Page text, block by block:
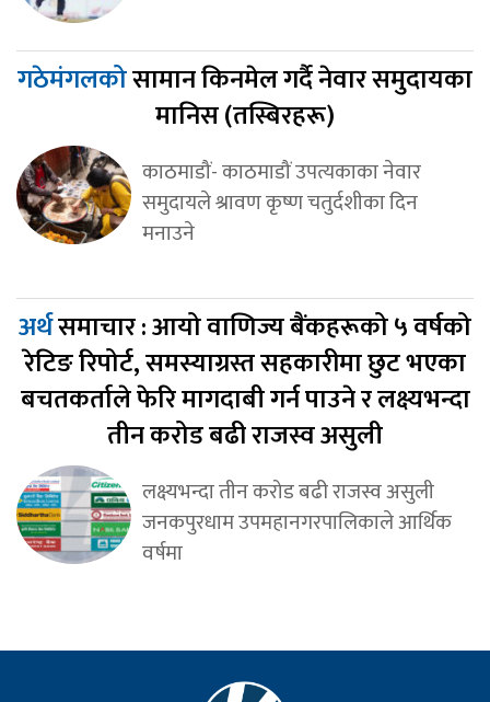
गठेमंगलकोसामान किनमेल गर्दै नेवार समुदायका
मानिस (तस्बिरहरू)
काठमाडौं- काठमाडौं उपत्यकाका नेवार
समुदायले श्रावण कृष्ण चतुर्दशीका दिन
मनाउने
अर्थसमाचार : आयो वाणिज्य बैंकहरूको ५ वर्षको
रेटिङ रिपोर्ट, समस्याग्रस्त सहकारीमा छुट भएका
बचतकर्ताले फेरि मागदाबी गर्न पाउने र लक्ष्यभन्दा
तीन करोड बढी राजस्व असुली
लक्ष्यभन्दा तीन करोड बढी राजस्व असुली
जनकपुरधाम उपमहानगरपालिकाले आर्थिक
वर्षमा